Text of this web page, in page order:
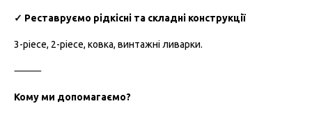
✓ Реставруємо рідкісні та складні конструкції
3-piece, 2-piece, ковка, винтажні ливарки.
⸻
Кому ми допомагаємо?